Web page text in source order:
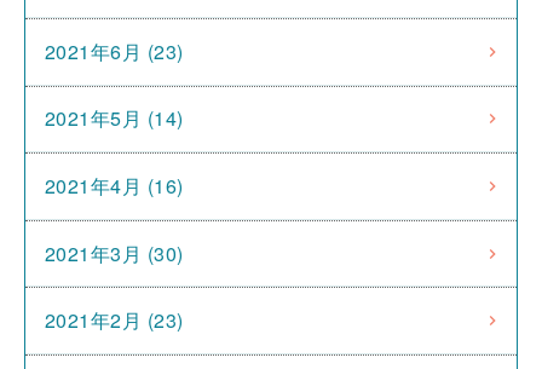
2021年6月 (23)
2021年5月 (14)
2021年4月 (16)
2021年3月 (30)
2021年2月 (23)